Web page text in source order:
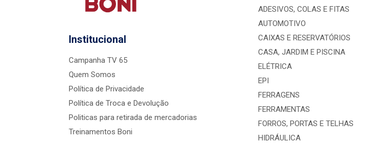
Institucional
Campanha TV 65
Quem Somos
Política de Privacidade
Política de Troca e Devolução
Politicas para retirada de mercadorias
Treinamentos Boni
ADESIVOS, COLAS E FITAS
AUTOMOTIVO
CAIXAS E RESERVATÓRIOS
CASA, JARDIM E PISCINA
ELÉTRICA
EPI
FERRAGENS
FERRAMENTAS
FORROS, PORTAS E TELHAS
HIDRÁULICA